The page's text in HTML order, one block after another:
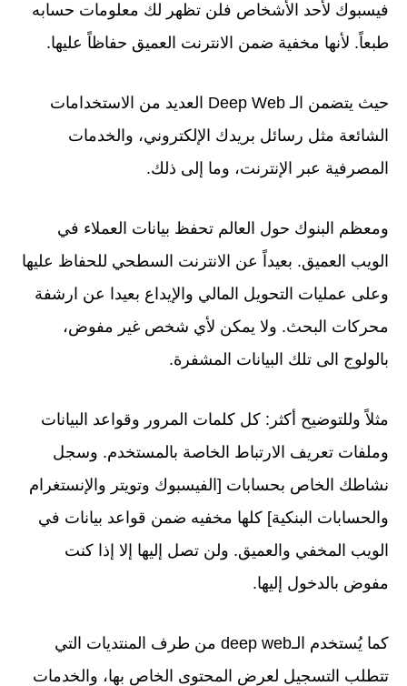
فيسبوك لأحد الأشخاص فلن تظهر لك معلومات حسابه
طبعاً. لأنها مخفية ضمن الانترنت العميق حفاظاً عليها.
حيث يتضمن الـ Deep Web العديد من الاستخدامات
الشائعة مثل رسائل بريدك الإلكتروني، والخدمات
المصرفية عبر الإنترنت، وما إلى ذلك.
ومعظم البنوك حول العالم تحفظ بيانات العملاء في
الويب العميق. بعيداً عن الانترنت السطحي للحفاظ عليها
وعلى عمليات التحويل المالي والإيداع بعيدا عن ارشفة
محركات البحث. ولا يمكن لأي شخص غير مفوض،
بالولوج الى تلك البيانات المشفرة.
مثلاً وللتوضيح أكثر: كل كلمات المرور وقواعد البيانات
وملفات تعريف الارتباط الخاصة بالمستخدم. وسجل
نشاطك الخاص بحسابات [الفيسبوك وتويتر والإنستغرام
والحسابات البنكية] كلها مخفيه ضمن قواعد بيانات في
الويب المخفي والعميق. ولن تصل إليها إلا إذا كنت
مفوض بالدخول إليها.
كما يُستخدم الـdeep web من طرف المنتديات التي
تتطلب التسجيل لعرض المحتوى الخاص بها، والخدمات